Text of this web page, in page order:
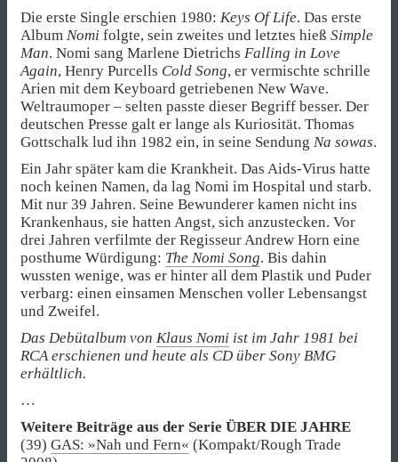
Die erste Single erschien 1980: Keys Of Life. Das erste
Album Nomi folgte, sein zweites und letztes hieß Simple
Man. Nomi sang Marlene Dietrichs Falling in Love
Again, Henry Purcells Cold Song, er vermischte schrille
Arien mit dem Keyboard getriebenen New Wave.
Weltraumoper – selten passte dieser Begriff besser. Der
deutschen Presse galt er lange als Kuriosität. Thomas
Gottschalk lud ihn 1982 ein, in seine Sendung Na sowas.
Ein Jahr später kam die Krankheit. Das Aids-Virus hatte
noch keinen Namen, da lag Nomi im Hospital und starb.
Mit nur 39 Jahren. Seine Bewunderer kamen nicht ins
Krankenhaus, sie hatten Angst, sich anzustecken. Vor
drei Jahren verfilmte der Regisseur Andrew Horn eine
posthume Würdigung: The Nomi Song. Bis dahin
wussten wenige, was er hinter all dem Plastik und Puder
verbarg: einen einsamen Menschen voller Lebensangst
und Zweifel.
Das Debütalbum von Klaus Nomi ist im Jahr 1981 bei
RCA erschienen und heute als CD über Sony BMG
erhältlich.
…
Weitere Beiträge aus der Serie ÜBER DIE JAHRE
(39) GAS: »Nah und Fern« (Kompakt/Rough Trade